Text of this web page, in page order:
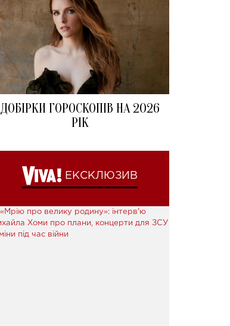
ДОБІРКИ ГОРОСКОПІВ НА 2026
РІК
ЕКСКЛЮЗИВ